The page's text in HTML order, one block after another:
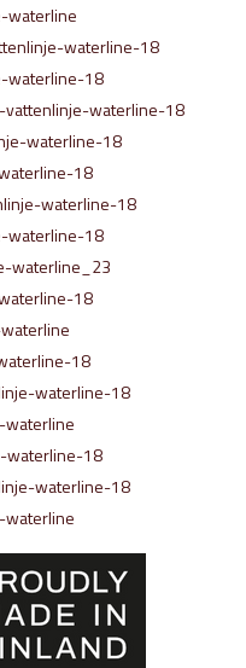
waterline
waterline-18
waterline-18
vattenlinje-waterline-18
waterline-18
18
waterline-18
waterline-18
waterline_23
18
18
waterline-18
waterline
waterline-18
waterline-18
waterline